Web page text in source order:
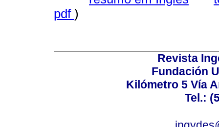
pdf )
Revista
Fundación
Kilómetro 5 Vía
Tel.: